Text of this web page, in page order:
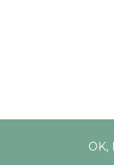
los puntos de vista
OK,